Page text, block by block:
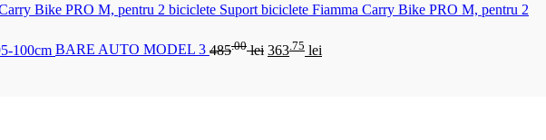
Suport biciclete Fiamma Carry Bike PRO M, pentru 2
BARE AUTO MODEL 3 485.00 lei 363 .75 lei